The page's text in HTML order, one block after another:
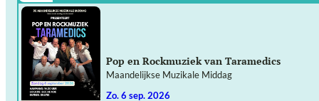
Pop en Rockmuziek van Taramedics
Maandelijkse Muzikale Middag
zo. 6 sep. 2026